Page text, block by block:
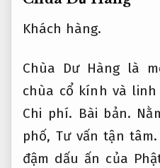
Khách hàng.
Chùa Dư Hàng là
chùa cổ kính và linh
Chi phí. Bài bản.
phố, Tư vấn tận tâm.
đậm dấu ấn của